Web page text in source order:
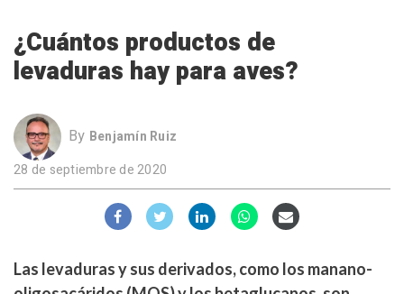
¿Cuántos productos de
levaduras hay para aves?
By Benjamín Ruiz
28 de septiembre de 2020
Las levaduras y sus derivados, como los manano-